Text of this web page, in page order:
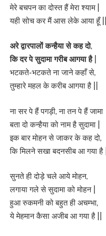
मेरे बचपन का दोस्त हैं मेरा श्याम |
यही सोच कर मैं आस लेके आया हूँ ||
अरे द्वारपालों कन्हैया से कह दो,
कि दर पे सुदामा गरीब आगया है|
भटकते-भटकते ना जाने कहाँ से,
तुम्हारे महल के करीब आगया है ||
ना सर पे हैं पगड़ी, ना तन पे हैं जामा
बता दो कन्हैया को नाम है सुदामा |
इक बार मोहन से जाकर के कह दो,
कि मिलने सखा बदनसीब आ गया है ||
सुनते ही दोड़े चले आये मोहन,
लगाया गले से सुदामा को मोहन |
हुआ रुकमनी को बहुत ही अचम्भा,
ये मेहमान कैसा अजीब आ गया है ||